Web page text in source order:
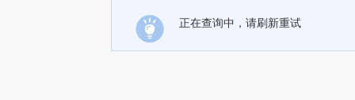
正在查询中，请刷新重试